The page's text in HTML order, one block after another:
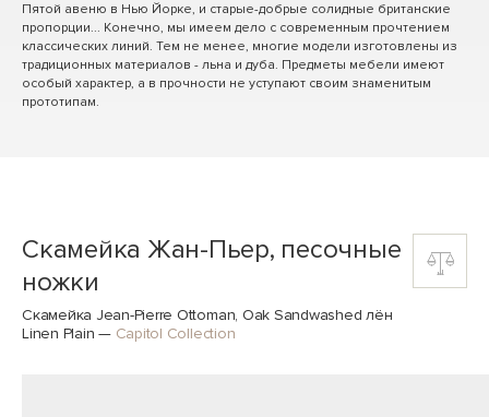
Пятой авеню в Нью Йорке, и старые-добрые солидные британские
пропорции... Конечно, мы имеем дело с современным прочтением
классических линий. Тем не менее, многие модели изготовлены из
традиционных материалов - льна и дуба. Предметы мебели имеют
особый характер, а в прочности не уступают своим знаменитым
прототипам.
Скамейка Жан-Пьер, песочные
ножки
Скамейка Jean-Pierre Ottoman, Oak Sandwashed лён
Linen Plain — Capitol Collection